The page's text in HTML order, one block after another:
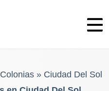
Colonias» Ciudad Del Sol